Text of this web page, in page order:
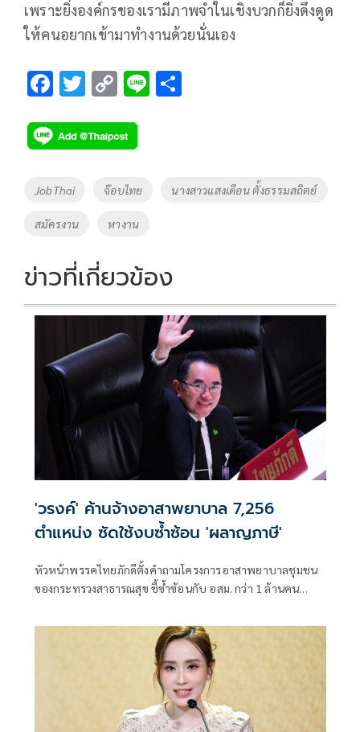
เพราะยิ่งองค์กรของเรามีภาพจำในเชิงบวกก็ยิ่งดึงดูด
ให้คนอยากเข้ามาทำงานด้วยนั่นเอง
F
e
b
o
k
T
tt
er
C
p
y
Li
k
Li
Tags
JobThai จ๊อบไทย นางสาวแสงเดือน ตั้งธรรมสถิตย์
สมัครงาน หางาน
ข่าวที่เกี่ยวข้อง
'วรงค์' ค้านจ้างอาสาพยาบาล 7,256
ตำแหน่ง ซัดใช้งบซ้ำซ้อน 'ผลาญภาษี'
หัวหน้าพรรคไทยภักดีตั้งคำถามโครงการอาสาพยาบาลชุมชน
ของกระทรวงสาธารณสุข ชี้ซ้ำซ้อนกับ อสม. กว่า 1 ล้านคน
สาธารณสุข